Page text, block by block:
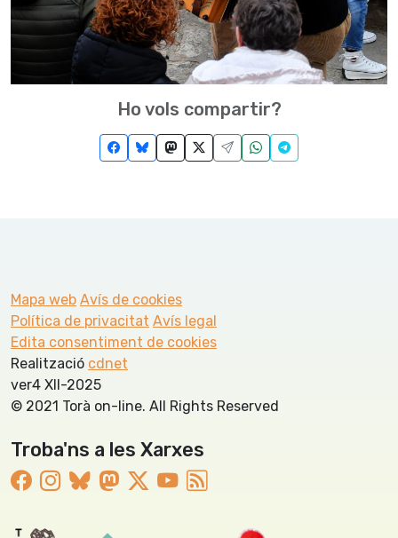
Ho vols compartir?
Mapa web Avís de cookies
Política de privacitat Avís legal
Edita consentiment de cookies
Realització cdnet
ver4 XII-2025
© 2021 Torà on-line. All Rights Reserved
Troba'ns a les Xarxes